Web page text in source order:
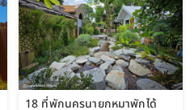
18 ที่พักนครนายกหมาพักได้